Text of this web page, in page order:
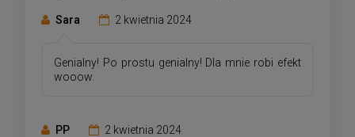
Sara 2 kwietnia 2024
Genialny! Po prostu genialny! Dla mnie robi efekt
wooow.
PP 2 kwietnia 2024